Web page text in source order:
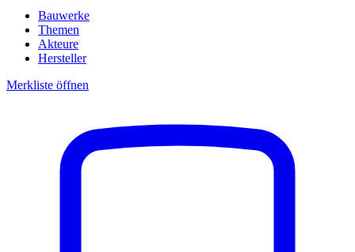
Bauwerke
Themen
Akteure
Hersteller
Merkliste öffnen